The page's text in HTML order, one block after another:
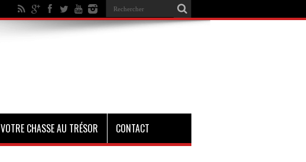
VOTRE CHASSE AU TRÉSOR CONTACT